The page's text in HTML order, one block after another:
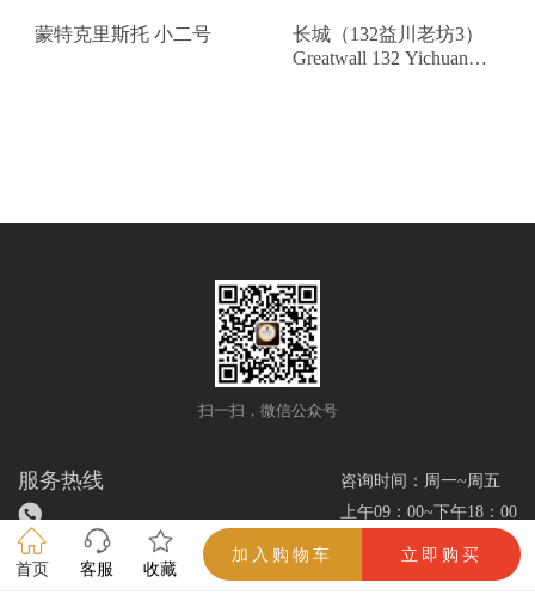
首页 客服 收藏
加入购物车 立即购买
蒙特克里斯托 小二号
长城（132益川老坊3）
Greatwall 132 Yichuan
扫一扫，微信公众号
服务热线
咨询时间：周一~周五
上午09：00~下午18：00